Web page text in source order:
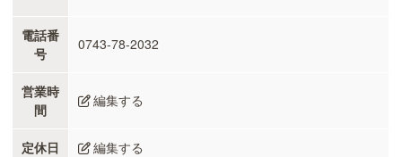
電話番
号
0743-78-2032
営業時
間
編集する
定休日 編集する